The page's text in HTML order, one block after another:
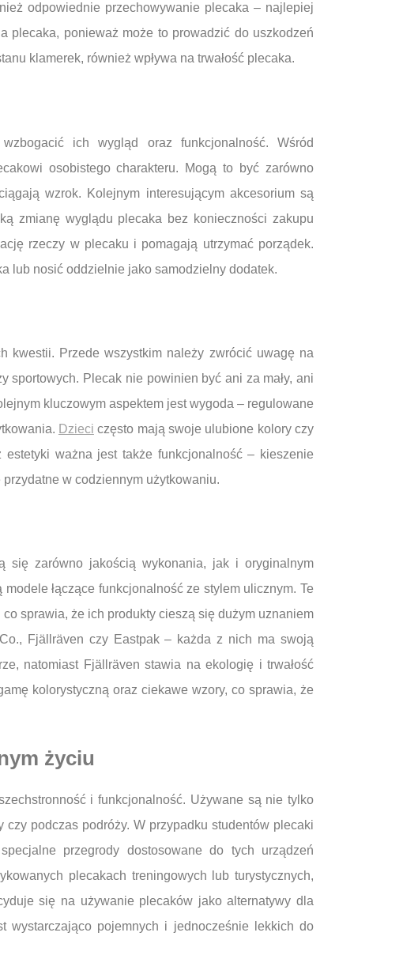
odpowiednie przechowywanie plecaka – najlepiej
plecaka, ponieważ może to prowadzić do uszkodzeń
klamerek, również wpływa na trwałość plecaka.
ich wygląd oraz funkcjonalność. Wśród
osobistego charakteru. Mogą to być zarówno
wzrok. Kolejnym interesującym akcesorium są
zmianę wyglądu plecaka bez konieczności zakupu
rzeczy w plecaku i pomagają utrzymać porządek.
lub nosić oddzielnie jako samodzielny dodatek.
kwestii. Przede wszystkim należy zwrócić uwagę na
sportowych. Plecak nie powinien być ani za mały, ani
kluczowym aspektem jest wygoda – regulowane
Dzieci często mają swoje ulubione kolory czy
ważna jest także funkcjonalność – kieszenie
w codziennym użytkowaniu.
się zarówno jakością wykonania, jak i oryginalnym
łączące funkcjonalność ze stylem ulicznym. Te
sprawia, że ich produkty cieszą się dużym uznaniem
Fjällräven czy Eastpak – każda z nich ma swoją
natomiast Fjällräven stawia na ekologię i trwałość
kolorystyczną oraz ciekawe wzory, co sprawia, że
życiu
i funkcjonalność. Używane są nie tylko
podczas podróży. W przypadku studentów plecaki
przegrody dostosowane do tych urządzeń
plecakach treningowych lub turystycznych,
się na używanie plecaków jako alternatywy dla
pojemnych i jednocześnie lekkich do